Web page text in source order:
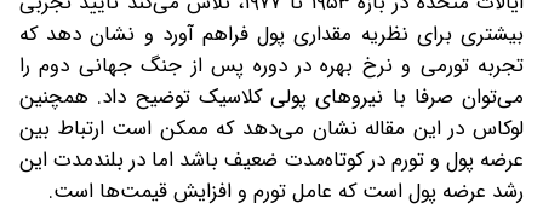
بیشتری برای نظریه مقداری پول فراهم آورد و نشان دهد که
تجربه تورمی و نرخ بهره در دوره پس از جنگ جهانی دوم را
می‌توان صرفا با نیروهای پولی کلاسیک توضیح داد. همچنین
لوکاس در این مقاله نشان می‌دهد که ممکن است ارتباط بین
عرضه پول و تورم در کوتاه‌مدت ضعیف باشد اما در بلندمدت این
رشد عرضه پول است که عامل تورم و افزایش قیمت‌ها است.